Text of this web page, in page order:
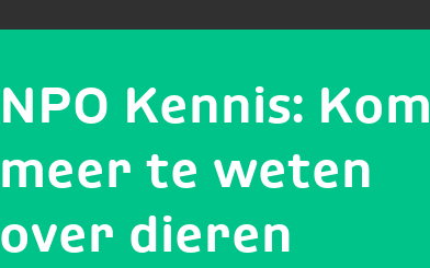
NPO Kennis: Kom
meer te weten
over dieren